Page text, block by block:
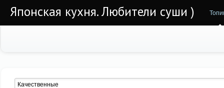
Японская кухня. Любители суши )